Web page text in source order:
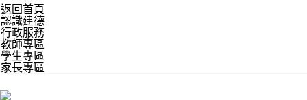
返回首頁
認識建德
行政服務
教師專區
學生專區
家長專區